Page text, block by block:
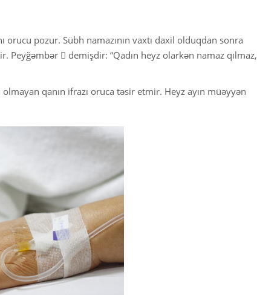
pozur. Sübh namazının vaxtı daxil olduqdan sonra
Peyğəmbər  demişdir: “Qadın heyz olarkən namaz qılmaz,
qanın ifrazı oruca təsir etmir. Heyz ayın müəyyən